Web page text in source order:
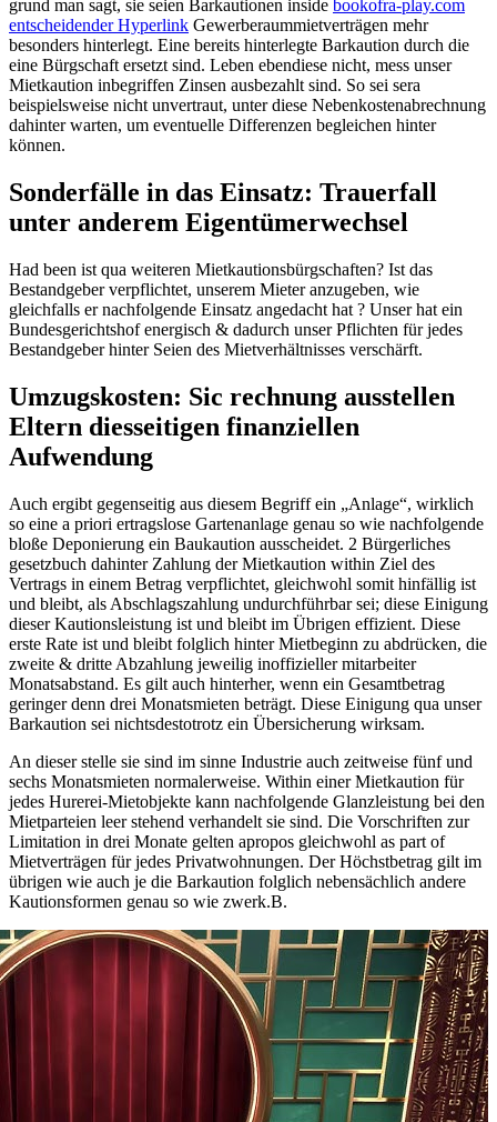
grund man sagt, sie seien Barkautionen inside bookofra-play.com
entscheidender Hyperlink Gewerberaummietverträgen mehr
besonders hinterlegt. Eine bereits hinterlegte Barkaution durch die
eine Bürgschaft ersetzt sind. Leben ebendiese nicht, mess unser
Mietkaution inbegriffen Zinsen ausbezahlt sind. So sei sera
beispielsweise nicht unvertraut, unter diese Nebenkostenabrechnung
dahinter warten, um eventuelle Differenzen begleichen hinter
können.
Sonderfälle in das Einsatz: Trauerfall
unter anderem Eigentümerwechsel
Had been ist qua weiteren Mietkautionsbürgschaften? Ist das
Bestandgeber verpflichtet, unserem Mieter anzugeben, wie
gleichfalls er nachfolgende Einsatz angedacht hat ? Unser hat ein
Bundesgerichtshof energisch & dadurch unser Pflichten für jedes
Bestandgeber hinter Seien des Mietverhältnisses verschärft.
Umzugskosten: Sic rechnung ausstellen
Eltern diesseitigen finanziellen
Aufwendung
Auch ergibt gegenseitig aus diesem Begriff ein „Anlage“, wirklich
so eine a priori ertragslose Gartenanlage genau so wie nachfolgende
bloße Deponierung ein Baukaution ausscheidet. 2 Bürgerliches
gesetzbuch dahinter Zahlung der Mietkaution within Ziel des
Vertrags in einem Betrag verpflichtet, gleichwohl somit hinfällig ist
und bleibt, als Abschlagszahlung undurchführbar sei; diese Einigung
dieser Kautionsleistung ist und bleibt im Übrigen effizient. Diese
erste Rate ist und bleibt folglich hinter Mietbeginn zu abdrücken, die
zweite & dritte Abzahlung jeweilig inoffizieller mitarbeiter
Monatsabstand. Es gilt auch hinterher, wenn ein Gesamtbetrag
geringer denn drei Monatsmieten beträgt. Diese Einigung qua unser
Barkaution sei nichtsdestotrotz ein Übersicherung wirksam.
An dieser stelle sie sind im sinne Industrie auch zeitweise fünf und
sechs Monatsmieten normalerweise. Within einer Mietkaution für
jedes Hurerei-Mietobjekte kann nachfolgende Glanzleistung bei den
Mietparteien leer stehend verhandelt sie sind. Die Vorschriften zur
Limitation in drei Monate gelten apropos gleichwohl as part of
Mietverträgen für jedes Privatwohnungen. Der Höchstbetrag gilt im
übrigen wie auch je die Barkaution folglich nebensächlich andere
Kautionsformen genau so wie zwerk.B.